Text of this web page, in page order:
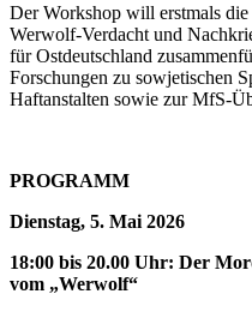
Der Workshop will erstmals
Werwolf-Verdacht und
für Ostdeutschland
Forschungen zu sowjetischen
Haftanstalten sowie zur MfS-
PROGRAMM
Dienstag, 5. Mai 2026
18:00 bis 20.00 Uhr: Der
vom „Werwolf“